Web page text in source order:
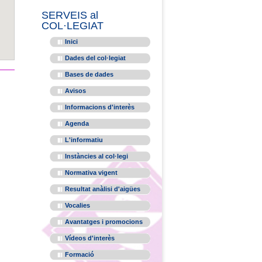
SERVEIS al
COL·LEGIAT
Inici
Dades del col·legiat
Bases de dades
Avisos
Informacions d'interès
Agenda
L'informatiu
Instàncies al col·legi
Normativa vigent
Resultat anàlisi d'aigües
Vocalies
Avantatges i promocions
Vídeos d'interès
Formació